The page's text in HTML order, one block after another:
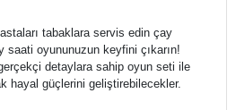
tabaklara servis edin çay
saati oyununuzun keyfini çıkarın!
detaylara sahip oyun seti ile
hayal güçlerini geliştirebilecekler.